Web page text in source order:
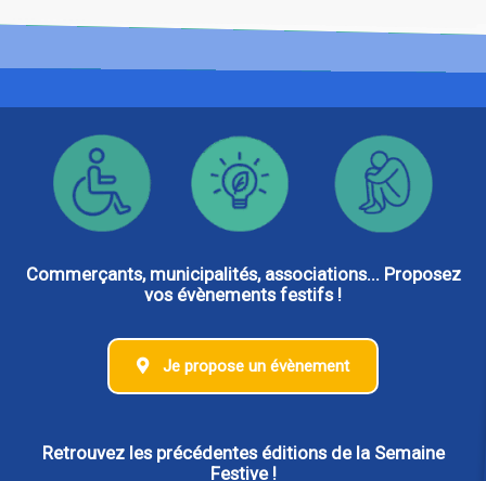
Commerçants, municipalités, associations... Proposez
vos évènements festifs !
Je propose un évènement
Retrouvez les précédentes éditions de la Semaine
Festive !